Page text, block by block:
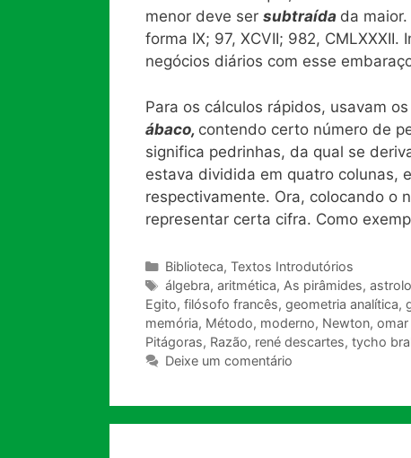
menor deve ser subtraída da
forma IX; 97, XCVII; 982,
negócios diários com esse
Para os cálculos rápidos, usavam
ábaco, contendo certo número de
significa pedrinhas, da qual se
estava dividida em quatro colunas,
respectivamente. Ora, colocando o
representar certa cifra. Como
Categorias
Biblioteca, Textos Introdutórios
Tags
álgebra, aritmética, As pirâmides,
Egito, filósofo francês, geometria analítica,
memória, Método, moderno, Newton,
Pitágoras, Razão, rené descartes, tycho
Deixe um comentário